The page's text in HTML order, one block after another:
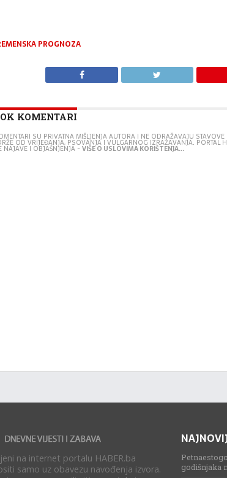
PROGNOZA
KOMENTARI
SU PRIVATNA MIŠLJENJA AUTORA I NE ODRAŽAVAJU
OD VRIJEĐANJA, PSOVANJA I VULGARNOG IZRAŽAVANJA. PORTAL
NAJAVE I OBJAŠNJENJA -VIŠE O USLOVIMA KORIŠTENJA...
na internet portalu HABER.ba
samo uz obavezu navođenja izvora.
godišnjaka